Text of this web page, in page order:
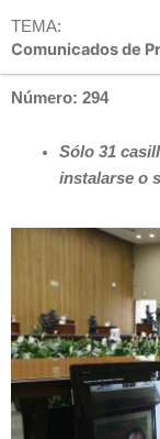
TEMA:
Comunicados de
Número: 294
Sólo 31
instalarse o